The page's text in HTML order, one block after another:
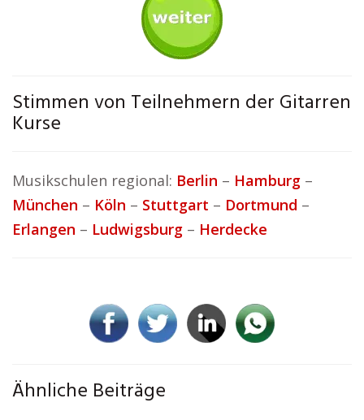
Stimmen von Teilnehmern der Gitarren
Kurse
Musikschulen regional: Berlin – Hamburg –
München – Köln – Stuttgart – Dortmund –
Erlangen – Ludwigsburg – Herdecke
Ähnliche Beiträge